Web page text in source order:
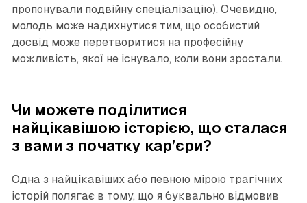
пропонували подвійну спеціалізацію). Очевидно,
молодь може надихнутися тим, що особистий
досвід може перетворитися на професійну
можливість, якої не існувало, коли вони зростали.
Чи можете поділитися
найцікавішою історією, що сталася
з вами з початку кар’єри?
Одна з найцікавіших або певною мірою трагічних
історій полягає в тому, що я буквально відмовив